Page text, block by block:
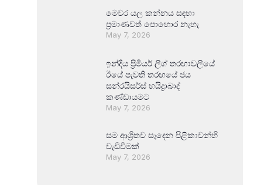
මෙවර යල කන්නය සඳහා
ප්‍රමාණවත් පොහොර නැහැ
May 7, 2026
ඉන්දීය ප්‍රිමියර් ලීග් තරඟාවලියේ
ඊයේ පැවති තරඟයේ ජය
සන්රයිසර්ස් හයිද්‍රාබාද්
කණ්ඩායමට
May 7, 2026
සම ආශ්‍රිතව සෑදෙන පිළිකාවන්හි
වැඩිවීමක්
May 7, 2026